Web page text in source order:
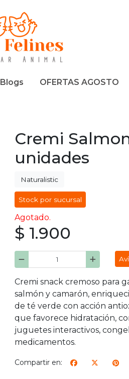
Blogs OFERTAS AGOSTO
Cremi
unidades
Naturalistic
Stock por sucursal
Agotado.
$ 1.900
Cremi snack cremoso para
salmón y camarón,
de té verde con acción
que favorece hidratación,
juguetes interactivos,
medicamentos.
Compartir en: